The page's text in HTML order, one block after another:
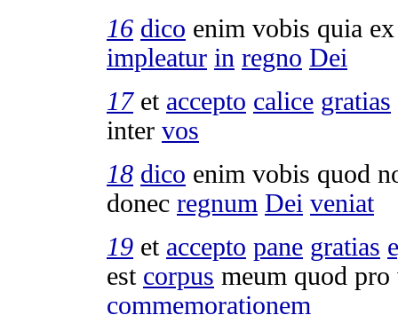
16 dico enim vobis quia
impleatur in regno Dei
17et accepto calice gratias
inter vos
18 dico enim vobis quod
donec regnum Dei veniat
19 et accepto pane gratias
est corpus meum quod
commemorationem